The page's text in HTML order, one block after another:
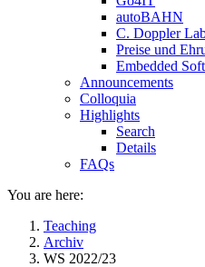
autoBAHN
C. Doppler
Preise und
Embedded
Announcements
Colloquia
Highlights
Search
Details
FAQs
You are here:
Teaching
Archiv
WS 2022/23